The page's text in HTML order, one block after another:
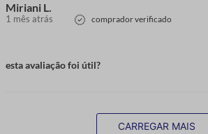
Miriani L.
1 mês atrás comprador verificado
esta avaliação foi útil?
CARREGAR MAIS